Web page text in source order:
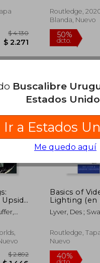
dcto.
$ 20.545
$ 10.272 dcto.
Routledge,
Blanda, Nuevo
Basics of
Lighting (en
Lyver, Des ;
Routledge,
Nuevo
Buscalibre
Estados
Ir a Estados
Me quedo aquí